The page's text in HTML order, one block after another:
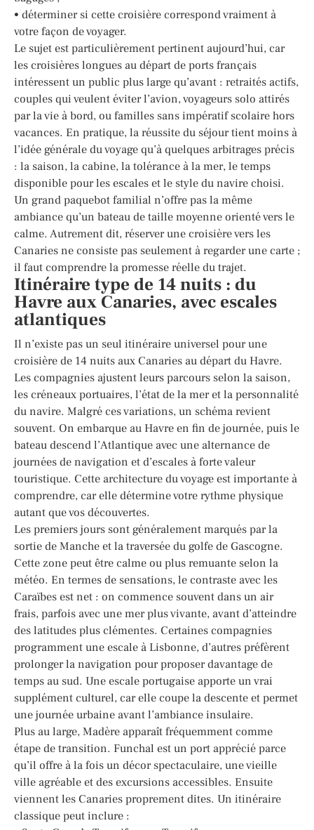
• déterminer si cette croisière correspond vraiment à
votre façon de voyager.
Le sujet est particulièrement pertinent aujourd’hui, car
les croisières longues au départ de ports français
intéressent un public plus large qu’avant : retraités actifs,
couples qui veulent éviter l’avion, voyageurs solo attirés
par la vie à bord, ou familles sans impératif scolaire hors
vacances. En pratique, la réussite du séjour tient moins à
l’idée générale du voyage qu’à quelques arbitrages précis
: la saison, la cabine, la tolérance à la mer, le temps
disponible pour les escales et le style du navire choisi.
Un grand paquebot familial n’offre pas la même
ambiance qu’un bateau de taille moyenne orienté vers le
calme. Autrement dit, réserver une croisière vers les
Canaries ne consiste pas seulement à regarder une carte ;
il faut comprendre la promesse réelle du trajet.
Itinéraire type de 14 nuits : du
Havre aux Canaries, avec escales
atlantiques
Il n’existe pas un seul itinéraire universel pour une
croisière de 14 nuits aux Canaries au départ du Havre.
Les compagnies ajustent leurs parcours selon la saison,
les créneaux portuaires, l’état de la mer et la personnalité
du navire. Malgré ces variations, un schéma revient
souvent. On embarque au Havre en fin de journée, puis le
bateau descend l’Atlantique avec une alternance de
journées de navigation et d’escales à forte valeur
touristique. Cette architecture du voyage est importante à
comprendre, car elle détermine votre rythme physique
autant que vos découvertes.
Les premiers jours sont généralement marqués par la
sortie de Manche et la traversée du golfe de Gascogne.
Cette zone peut être calme ou plus remuante selon la
météo. En termes de sensations, le contraste avec les
Caraïbes est net : on commence souvent dans un air
frais, parfois avec une mer plus vivante, avant d’atteindre
des latitudes plus clémentes. Certaines compagnies
programment une escale à Lisbonne, d’autres préfèrent
prolonger la navigation pour proposer davantage de
temps au sud. Une escale portugaise apporte un vrai
supplément culturel, car elle coupe la descente et permet
une journée urbaine avant l’ambiance insulaire.
Plus au large, Madère apparaît fréquemment comme
étape de transition. Funchal est un port apprécié parce
qu’il offre à la fois un décor spectaculaire, une vieille
ville agréable et des excursions accessibles. Ensuite
viennent les Canaries proprement dites. Un itinéraire
classique peut inclure :